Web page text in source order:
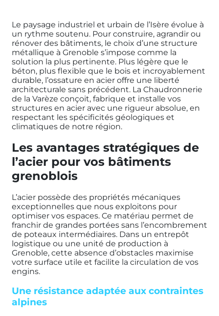
Le paysage industriel et urbain de l’Isère évolue à
un rythme soutenu. Pour construire, agrandir ou
rénover des bâtiments, le choix d’une structure
métallique à Grenoble s’impose comme la
solution la plus pertinente. Plus légère que le
béton, plus flexible que le bois et incroyablement
durable, l’ossature en acier offre une liberté
architecturale sans précédent. La Chaudronnerie
de la Varèze conçoit, fabrique et installe vos
structures en acier avec une rigueur absolue, en
respectant les spécificités géologiques et
climatiques de notre région.
Les avantages stratégiques de
l’acier pour vos bâtiments
grenoblois
L’acier possède des propriétés mécaniques
exceptionnelles que nous exploitons pour
optimiser vos espaces. Ce matériau permet de
franchir de grandes portées sans l’encombrement
de poteaux intermédiaires. Dans un entrepôt
logistique ou une unité de production à
Grenoble, cette absence d’obstacles maximise
votre surface utile et facilite la circulation de vos
engins.
Une résistance adaptée aux contraintes
alpines